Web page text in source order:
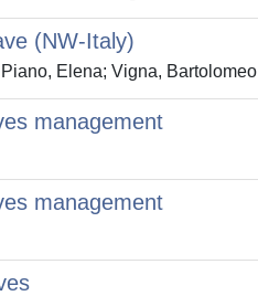
(NW-Italy)
Elena; Vigna, Bartolomeo
management
management